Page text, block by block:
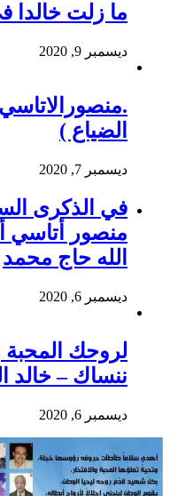
ما زلت خالدا
ديسمبر 9, 2020
الضياع )
ديسمبر 7, 2020
في الذكرى
منصور أتاسي
الله حاج محمد
ديسمبر 6, 2020
لروحك المحبة
ننساك – خالد
ديسمبر 6, 2020